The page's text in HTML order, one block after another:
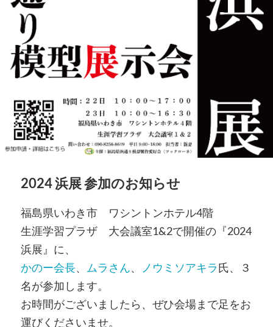
2024 浜展 参加のお知らせ
福島県いわき市 ワシントンホテル4階
生涯学習プラザ 大会議室1&2で開催の『2024
浜展』に、
かのー会長、 ムラさん、 ノウミソアキラ氏、３
名が参加します。
お時間がございましたら 、 ぜひ会場まで足をお
運びくださいませ。